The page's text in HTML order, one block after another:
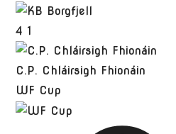
4 1
C.P. Chláirsigh Fhionáin
WF Cup